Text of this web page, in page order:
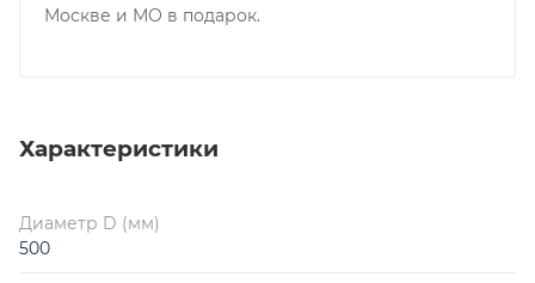
Москве и МО в подарок.
Характеристики
Диаметр D (мм)
500